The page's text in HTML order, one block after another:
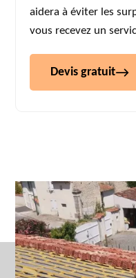
aidera à éviter les
vous recevez un
Devis gratuit